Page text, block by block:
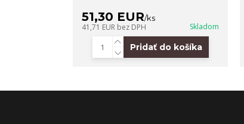
51,30 EUR/ks
41,71 EUR bez DPH Skladom
Pridať do košíka